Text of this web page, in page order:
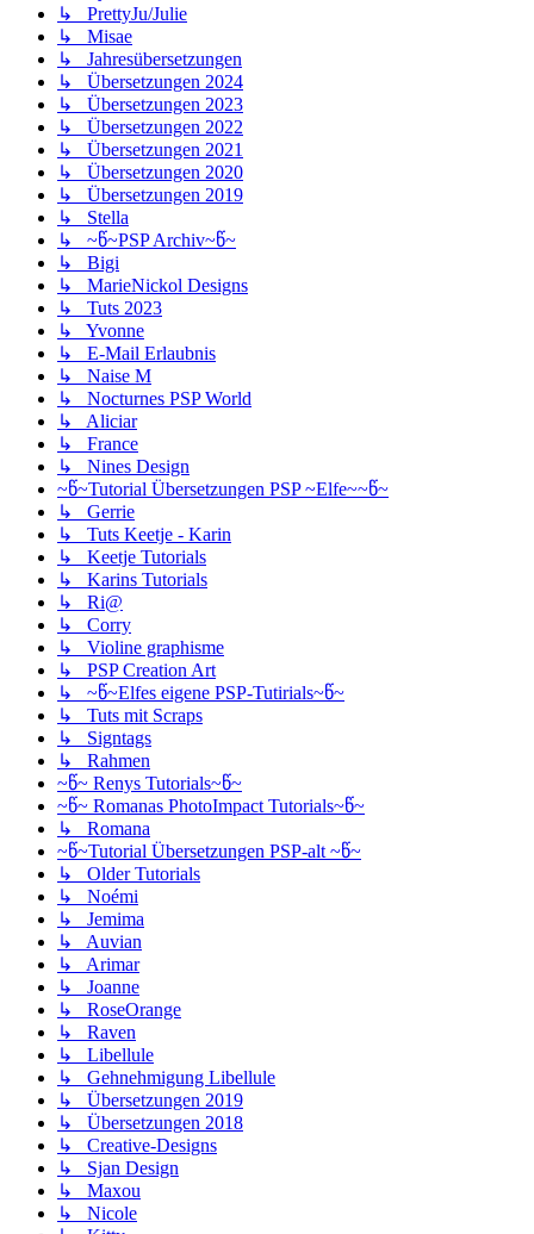
↳ PrettyJu/Julie
↳ Misae
↳ Jahresübersetzungen
↳ Übersetzungen 2024
↳ Übersetzungen 2023
↳ Übersetzungen 2022
↳ Übersetzungen 2021
↳ Übersetzungen 2020
↳ Übersetzungen 2019
↳ Stella
↳ ~წ~PSP Archiv~წ~
↳ Bigi
↳ MarieNickol Designs
↳ Tuts 2023
↳ Yvonne
↳ E-Mail Erlaubnis
↳ Naise M
↳ Nocturnes PSP World
↳ Aliciar
↳ France
↳ Nines Design
~წ~Tutorial Übersetzungen PSP ~Elfe~~წ~
↳ Gerrie
↳ Tuts Keetje - Karin
↳ Keetje Tutorials
↳ Karins Tutorials
↳ Ri@
↳ Corry
↳ Violine graphisme
↳ PSP Creation Art
↳ ~წ~Elfes eigene PSP-Tutirials~წ~
↳ Tuts mit Scraps
↳ Signtags
↳ Rahmen
~წ~ Renys Tutorials~წ~
~წ~ Romanas PhotoImpact Tutorials~წ~
↳ Romana
~წ~Tutorial Übersetzungen PSP-alt ~წ~
↳ Older Tutorials
↳ Noémi
↳ Jemima
↳ Auvian
↳ Arimar
↳ Joanne
↳ RoseOrange
↳ Raven
↳ Libellule
↳ Gehnehmigung Libellule
↳ Übersetzungen 2019
↳ Übersetzungen 2018
↳ Creative-Designs
↳ Sjan Design
↳ Maxou
↳ Nicole